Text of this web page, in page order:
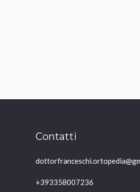
Contatti
+393358007236